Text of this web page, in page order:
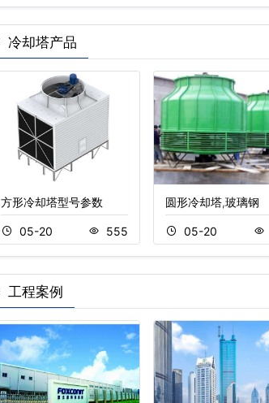
冷却塔产品
方形冷却塔型号参数
05-20 555
圆形冷却塔,玻璃钢
05-20
工程案例